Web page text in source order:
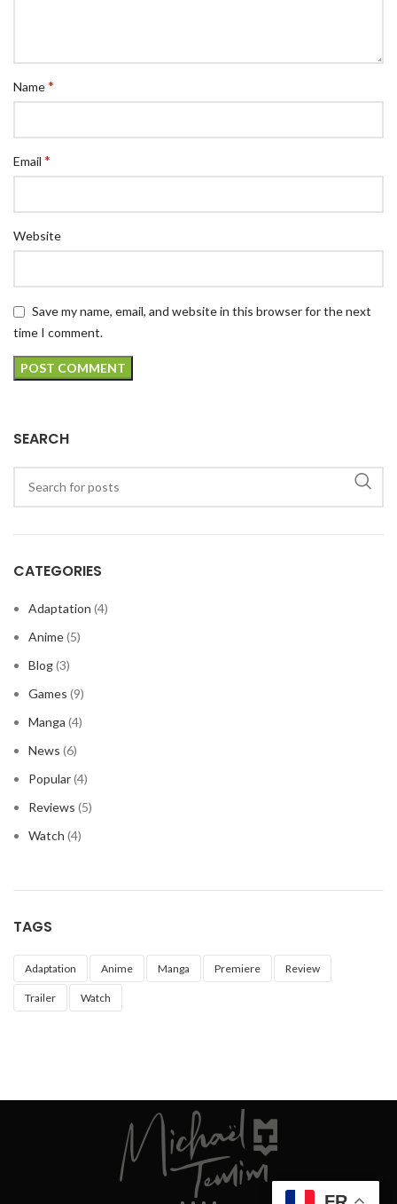
Name*
Email *
Website
Save my name, email, and website in this browser for the next
time I comment.
SEARCH
CATEGORIES
Adaptation (4)
Anime(5)
Blog(3)
Games (9)
Manga (4)
News (6)
Popular(4)
Reviews (5)
Watch (4)
TAGS
Adaptation Anime Manga Premiere Review
Trailer Watch